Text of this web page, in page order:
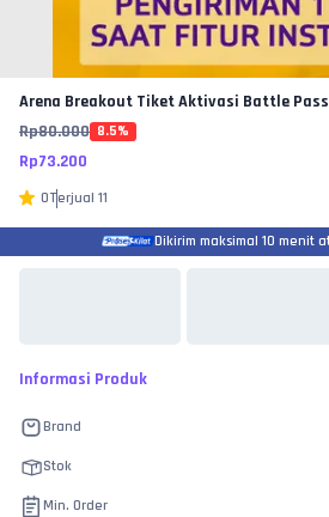
Arena Breakout Tiket Aktivasi Battle
Rp80.000 8.5%
Rp73.200
0Terjual 11
Dikirim maksimal 10 menit
Informasi Produk
Brand
Stok
Min. Order